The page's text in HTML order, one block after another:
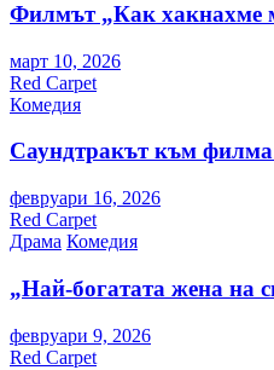
Филмът „Как хакнахме
март 10, 2026
Red Carpet
Комедия
Саундтракът към
февруари 16, 2026
Red Carpet
Драма Комедия
„Най-богатата жена на
февруари 9, 2026
Red Carpet